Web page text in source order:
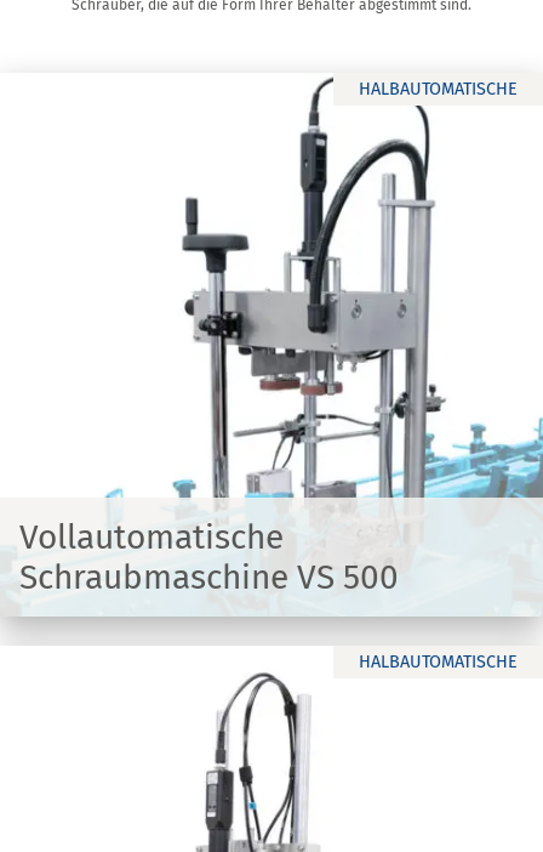
Schrauber, die auf die Form Ihrer Behälter abgestimmt sind.
HALBAUTOMATISCHE
Vollautomatische
Schraubmaschine VS 500
HALBAUTOMATISCHE